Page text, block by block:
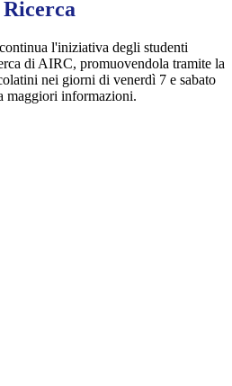
l'iniziativa degli studenti
di AIRC, promuovendola tramite la
nei giorni di venerdì 7 e sabato
maggiori informazioni.